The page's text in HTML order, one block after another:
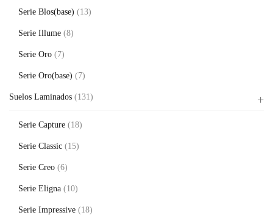
Serie Blos(base) (13)
Serie Illume (8)
Serie Oro (7)
Serie Oro(base) (7)
Suelos Laminados (131)
Serie Capture (18)
Serie Classic (15)
Serie Creo (6)
Serie Eligna (10)
Serie Impressive (18)